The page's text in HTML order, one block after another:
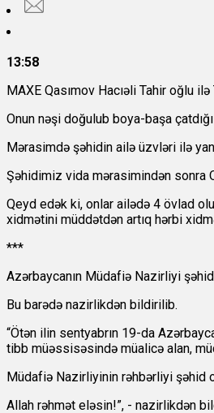
13:58
MAXE Qasımov Hacıəli Tahir oğlu
Onun nəşi doğulub boya-başa
Mərasimdə şəhidin ailə üzvləri ilə
Şəhidimiz vida mərasimindən sonra
Qeyd edək ki, onlar ailədə 4 övlad
xidmətini müddətdən artıq hərbi
***
Azərbaycanın Müdafiə Nazirliyi
Bu barədə nazirlikdən bildirilib.
“Ötən ilin sentyabrın 19-da
tibb müəssisəsində müalicə alan,
Müdafiə Nazirliyinin rəhbərliyi şəhid
Allah rəhmət eləsin!”, - nazirlikdən